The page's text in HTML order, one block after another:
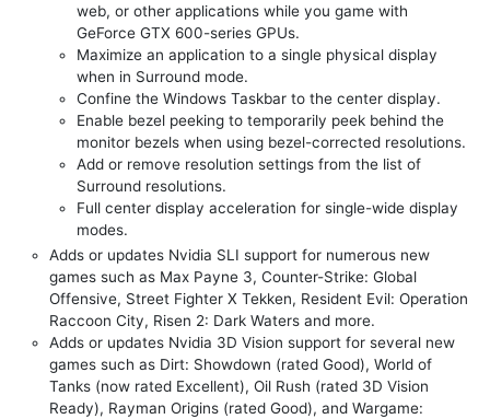
web, or other applications while you game with
GeForce GTX 600-series GPUs.
Maximize an application to a single physical display
when in Surround mode.
Confine the Windows Taskbar to the center display.
Enable bezel peeking to temporarily peek behind the
monitor bezels when using bezel-corrected resolutions.
Add or remove resolution settings from the list of
Surround resolutions.
Full center display acceleration for single-wide display
modes.
Adds or updates Nvidia SLI support for numerous new
games such as Max Payne 3, Counter-Strike: Global
Offensive, Street Fighter X Tekken, Resident Evil: Operation
Raccoon City, Risen 2: Dark Waters and more.
Adds or updates Nvidia 3D Vision support for several new
games such as Dirt: Showdown (rated Good), World of
Tanks (now rated Excellent), Oil Rush (rated 3D Vision
Ready), Rayman Origins (rated Good), and Wargame: